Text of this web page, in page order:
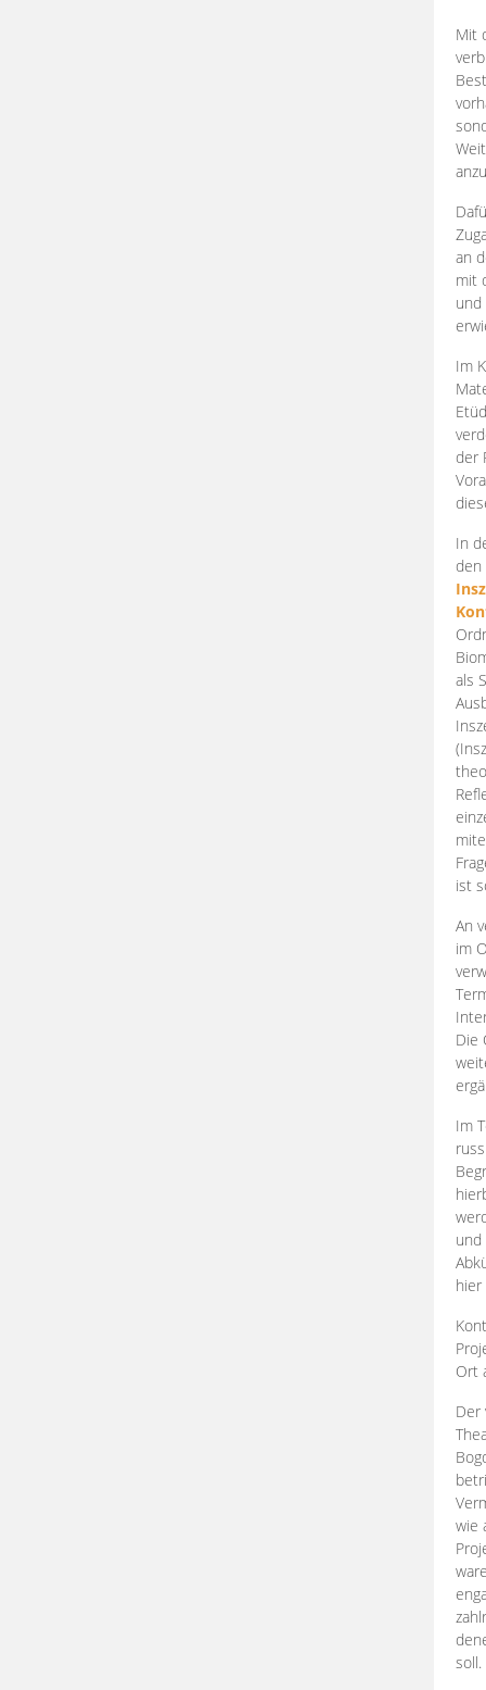
Mit
an
mit
und
Im
der
In
den
als
ist
An
im
Die
Im
und
Ort
Der
wie
zahlr
soll.